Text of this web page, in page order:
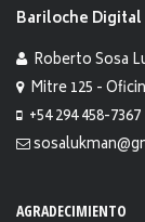
Bariloche Digital
Roberto Sosa
Mitre 125 -
+54 294 458-7367
AGRADECIMIENTO